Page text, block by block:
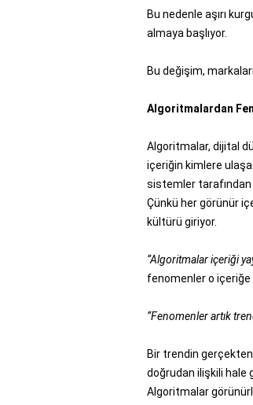
Bu nedenle aşırı
almaya başlıyor.
Bu değişim,
Algoritmalardan
Algoritmalar, dijital
içeriğin kimlere
sistemler tarafından
Çünkü her görünür
kültürü giriyor.
“Algoritmalar içeriği
fenomenler o içeriğe
“Fenomenler artık
Bir trendin
doğrudan ilişkili hale
Algoritmalar